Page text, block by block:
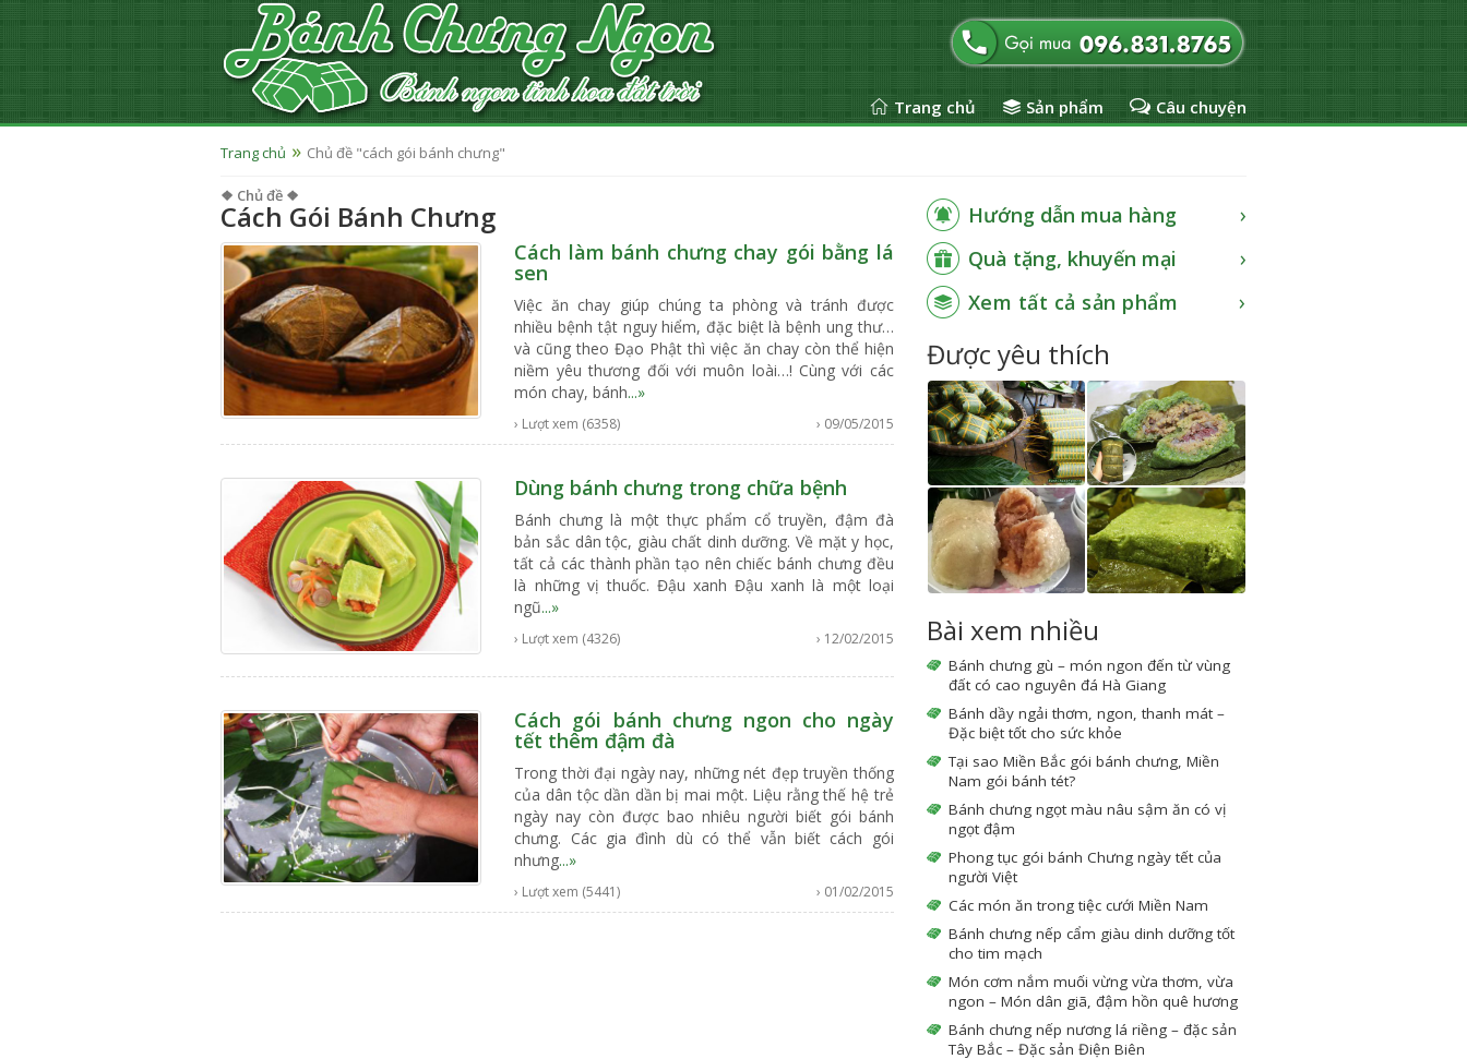
Trang chủ Sản phẩm Câu chuyện
Trang chủ Chủ đề "cách gói bánh chưng"
❖ Chủ đề ❖
Cách Gói Bánh Chưng
Cách làm bánh chưng chay gói bằng lá
sen
Việc ăn chay giúp chúng ta phòng và tránh được
nhiều bệnh tật nguy hiểm, đặc biệt là bệnh ung thư…
và cũng theo Đạo Phật thì việc ăn chay còn thể hiện
niềm yêu thương đối với muôn loài…! Cùng với các
món chay, bánh...»
› Lượt xem (6358) › 09/05/2015
Dùng bánh chưng trong chữa bệnh
Bánh chưng là một thực phẩm cổ truyền, đậm đà
bản sắc dân tộc, giàu chất dinh dưỡng. Về mặt y học,
tất cả các thành phần tạo nên chiếc bánh chưng đều
là những vị thuốc. Đậu xanh Đậu xanh là một loại
ngũ...»
› Lượt xem (4326) › 12/02/2015
Cách gói bánh chưng ngon cho ngày
tết thêm đậm đà
Trong thời đại ngày nay, những nét đẹp truyền thống
của dân tộc dần dần bị mai một. Liệu rằng thế hệ trẻ
ngày nay còn được bao nhiêu người biết gói bánh
chưng. Các gia đình dù có thể vẫn biết cách gói
nhưng...»
› Lượt xem (5441) › 01/02/2015
Hướng dẫn mua hàng
Quà tặng, khuyến mại
Xem tất cả sản phẩm
Được yêu thích
Bài xem nhiều
Bánh chưng gù – món ngon đến từ vùng
đất có cao nguyên đá Hà Giang
Bánh dầy ngải thơm, ngon, thanh mát –
Đặc biệt tốt cho sức khỏe
Tại sao Miền Bắc gói bánh chưng, Miền
Nam gói bánh tét?
Bánh chưng ngọt màu nâu sậm ăn có vị
ngọt đậm
Phong tục gói bánh Chưng ngày tết của
người Việt
Các món ăn trong tiệc cưới Miền Nam
Bánh chưng nếp cẩm giàu dinh dưỡng tốt
cho tim mạch
Món cơm nắm muối vừng vừa thơm, vừa
ngon – Món dân giã, đậm hồn quê hương
Bánh chưng nếp nương lá riềng – đặc sản
Tây Bắc – Đặc sản Điện Biên